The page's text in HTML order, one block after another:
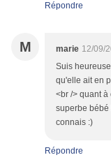
Répondre
M marie 12/09/
Suis
qu'elle ait en
<br /> quant à
superbe bébé
connais :)
Répondre